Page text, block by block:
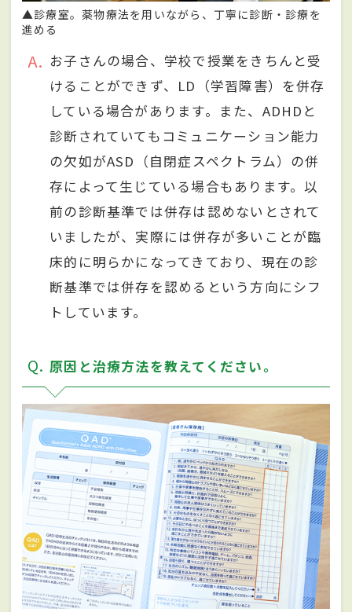
▲診療室。薬物療法を用いながら、丁寧に診断・診療を
進める
A
お子さんの場合、学校で授業をきちんと受
けることができず、LD（学習障害）を併存
している場合があります。また、ADHDと
診断されていてもコミュニケーション能力
の欠如がASD（自閉症スペクトラム）の併
存によって生じている場合もあります。以
前の診断基準では併存は認めないとされて
いましたが、実際には併存が多いことが臨
床的に明らかになってきており、現在の診
断基準では併存を認めるという方向にシフ
トしています。
Q 原因と治療方法を教えてください。